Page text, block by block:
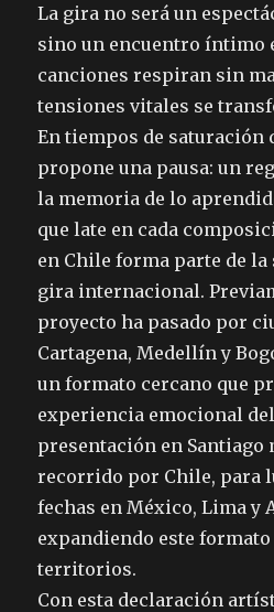
La gira no será un
sino un encuentro íntimo
canciones respiran sin
tensiones vitales se
En tiempos de saturación
propone una pausa: un
la memoria de lo
que late en cada
en Chile forma parte de la
gira internacional.
proyecto ha pasado por
Cartagena, Medellín y
un formato cercano que
experiencia emocional
presentación en Santiago
recorrido por Chile, para
fechas en México, Lima y
expandiendo este
territorios.
Con esta declaración